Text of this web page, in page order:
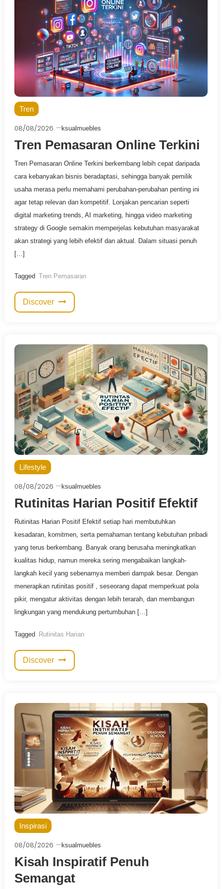
Tren
08/08/2026 ksualmuebles
Tren Pemasaran Online Terkini
Tren Pemasaran Online Terkini berkembang lebih cepat daripada
cara kebanyakan bisnis beradaptasi, sehingga banyak pemilik
usaha merasa perlu memahami perubahan-perubahan penting ini
agar tetap relevan dan kompetitif. Lonjakan pencarian seperti
digital marketing trends, AI marketing, hingga video marketing
strategy di Google semakin memperjelas kebutuhan masyarakat
akan strategi yang lebih efektif dan aktual. Dalam situasi penuh
[…]
Tagged Tren Pemasaran
Discover
Lifestyle
08/08/2026 ksualmuebles
Rutinitas Harian Positif Efektif
Rutinitas Harian Positif Efektif setiap hari membutuhkan
kesadaran, komitmen, serta pemahaman tentang kebutuhan pribadi
yang terus berkembang. Banyak orang berusaha meningkatkan
kualitas hidup, namun mereka sering mengabaikan langkah-
langkah kecil yang sebenarnya memberi dampak besar. Dengan
menerapkan rutinitas positif , seseorang dapat memperkuat pola
pikir, mengatur aktivitas dengan lebih terarah, dan membangun
lingkungan yang mendukung pertumbuhan […]
Tagged Rutinitas Harian
Discover
Inspirasi
08/08/2026 ksualmuebles
Kisah Inspiratif Penuh
Semangat